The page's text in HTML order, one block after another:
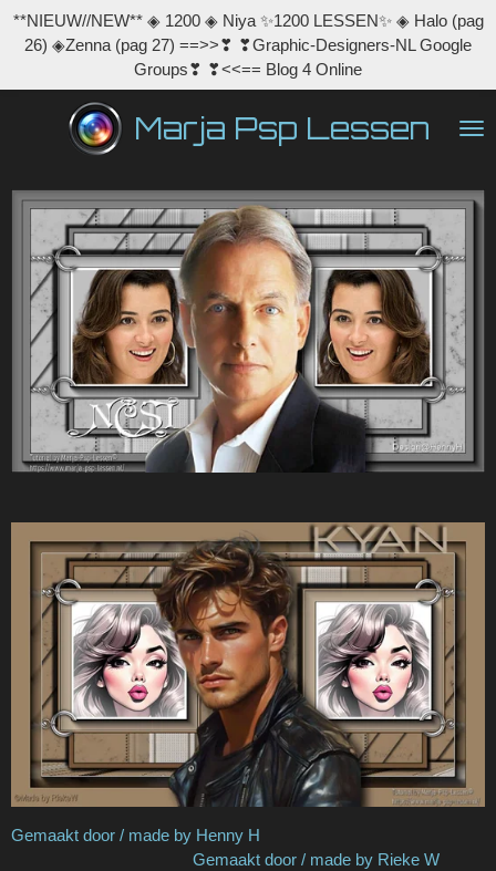
Ga
direct
de
hoofdinhoud
Marja Psp Lessen
**NIEUW//NEW** ◈ 1200 ◈ Niya ✨1200 LESSEN✨ ◈ Halo (pag
26) ◈Zenna (pag 27) ==>>❣ ❣Graphic-Designers-NL Google
Groups❣ ❣<<== Blog 4 Online
Gemaakt door / made by Henny H
Gemaakt door / made by Rieke W